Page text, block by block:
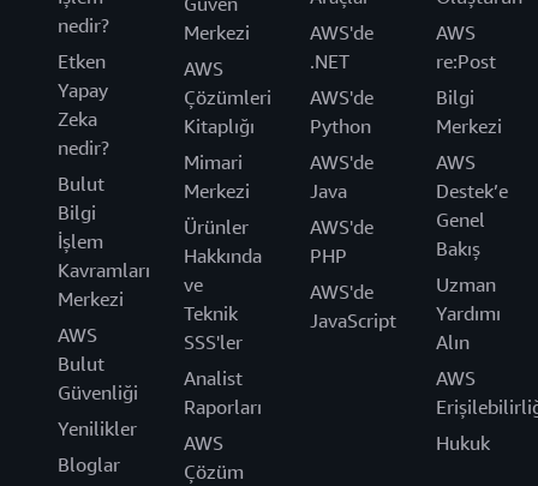
nedir?
Etken
Yapay
Zeka
nedir?
Bulut
Bilgi
İşlem
Kavramları
Merkezi
AWS
Bulut
Güvenliği
Yenilikler
Bloglar
Merkezi
AWS
Çözümleri
Kitaplığı
Mimari
Merkezi
Ürünler
Hakkında
ve
Teknik
SSS'ler
Analist
Raporları
AWS
Çözüm
AWS'de
.NET
AWS'de
Python
AWS'de
Java
AWS'de
PHP
AWS'de
JavaScript
AWS
re:Post
Bilgi
Merkezi
AWS
Destek’e
Genel
Bakış
Uzman
Yardımı
Alın
AWS
Hukuk